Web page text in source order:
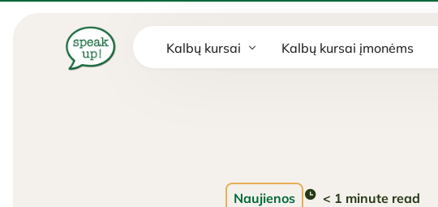
Kalbų kursai Kalbų kursai įmonėms
Naujienos < 1 minute read